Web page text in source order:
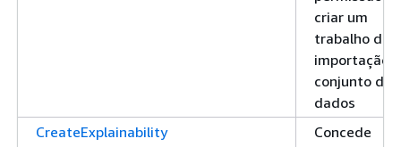
criar um
trabalho de
importação
conjunto de
dados
CreateExplainability
Concede